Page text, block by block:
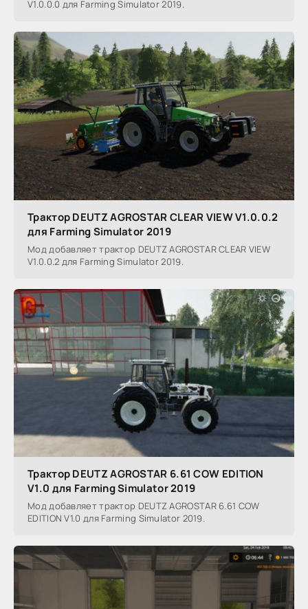
V1.0.0.0 для Farming Simulator 2019.
Трактор DEUTZ AGROSTAR CLEAR VIEW V1.0.0.2
для Farming Simulator 2019
Мод добавляет трактор DEUTZ AGROSTAR CLEAR VIEW
V1.0.0.2 для Farming Simulator 2019.
Трактор DEUTZ AGROSTAR 6.61 COW EDITION
V1.0 для Farming Simulator 2019
Мод добавляет трактор DEUTZ AGROSTAR 6.61 COW
EDITION V1.0 для Farming Simulator 2019.